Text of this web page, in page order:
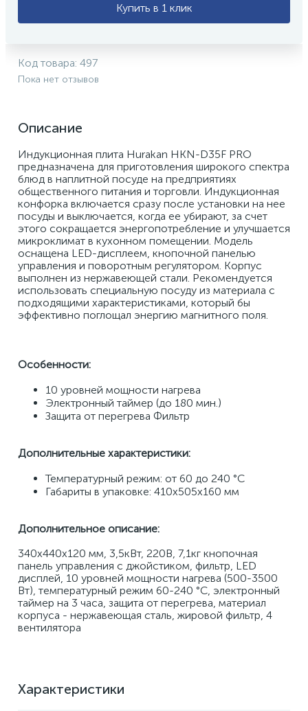
Купить в 1 клик
Код товара: 497
Пока нет отзывов
Описание
Индукционная плита Hurakan HKN-D35F PRO
предназначена для приготовления широкого спектра
блюд в наплитной посуде на предприятиях
общественного питания и торговли. Индукционная
конфорка включается сразу после установки на нее
посуды и выключается, когда ее убирают, за счет
этого сокращается энергопотребление и улучшается
микроклимат в кухонном помещении. Модель
оснащена LED-дисплеем, кнопочной панелью
управления и поворотным регулятором. Корпус
выполнен из нержавеющей стали. Рекомендуется
использовать специальную посуду из материала с
подходящими характеристиками, который бы
эффективно поглощал энергию магнитного поля.
Особенности:
10 уровней мощности нагрева
Электронный таймер (до 180 мин.)
Защита от перегрева Фильтр
Дополнительные характеристики:
Температурный режим: от 60 до 240 °С
Габариты в упаковке: 410х505х160 мм
Дополнительное описание:
340x440x120 мм, 3,5кВт, 220В, 7,1кг кнопочная
панель управления с джойстиком, фильтр, LED
дисплей, 10 уровней мощности нагрева (500-3500
Вт), температурный режим 60-240 °С, электронный
таймер на 3 часа, защита от перегрева, материал
корпуса - нержавеющая сталь, жировой фильтр, 4
вентилятора
Характеристики